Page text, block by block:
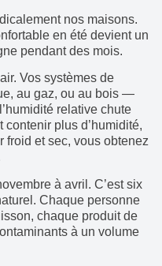
nos maisons.
en été devient un
pendant des mois.
Vos systèmes de
au gaz, ou au bois —
relative chute
contenir plus d’humidité,
froid et sec, vous obtenez
à avril. C’est six
Chaque personne
chaque produit de
à un volume